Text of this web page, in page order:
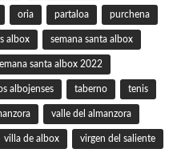
oria partaloa purchena
albox semana santa albox
santa albox 2022
albojenses taberno tenis
valle del almanzora
villa de albox virgen del saliente